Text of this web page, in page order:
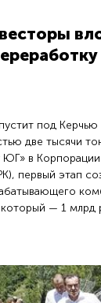
под Керчью
две тысячи
в Корпорации
первый этап
— 1 млрд